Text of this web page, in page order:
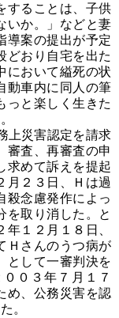
することは、子供
いか。」などと妻
導案の提出が予定
どおり自宅を出た
において縊死の状
動車内に同人の筆
っと楽しく生きた
上災害認定を請求
審査、再審査の申
求めて訴えを提起
月２３日、Ｈは過
殺念慮発作によっ
を取り消した。と
１２月１８日、
Ｈさんのうつ病が
として一審判決を
０３年７月１７
め、公務災害を認
。